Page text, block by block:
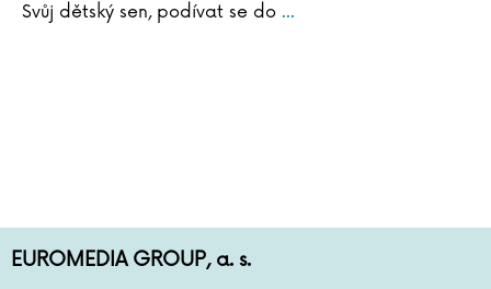
Svůj dětský sen, podívat se do ...
EUROMEDIA GROUP, a. s.